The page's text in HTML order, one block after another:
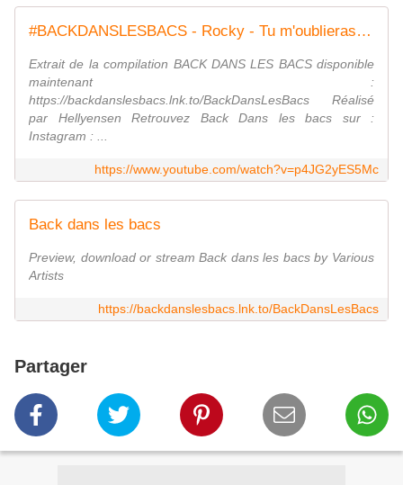
#BACKDANSLESBACS - Rocky - Tu m'oublieras (clip officiel)
Extrait de la compilation BACK DANS LES BACS disponible
maintenant :
https://backdanslesbacs.lnk.to/BackDansLesBacs Réalisé
par Hellyensen Retrouvez Back Dans les bacs sur :
Instagram : ...
https://www.youtube.com/watch?v=p4JG2yES5Mc
Back dans les bacs
Preview, download or stream Back dans les bacs by Various
Artists
https://backdanslesbacs.lnk.to/BackDansLesBacs
Partager